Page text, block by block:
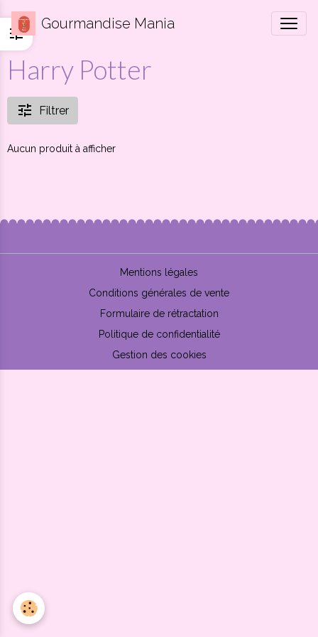
Gourmandise Mania
Harry Potter
Filtrer
Aucun produit à afficher
Mentions légales
Conditions générales de vente
Formulaire de rétractation
Politique de confidentialité
Gestion des cookies